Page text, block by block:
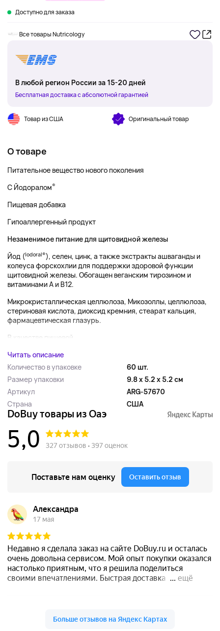
Доступно для заказа
Все товары Nutricology
В любой регион России за 15-20 дней
Бесплатная доставка с абсолютной гарантией
Товар из США Оригинальный товар
О товаре
Питательное вещество нового поколения
С Йодоралом®
Пищевая добавка
Гипоаллергенный продукт
Незаменимое питание для щитовидной железы
Йод (Iodoral®), селен, цинк, а также экстракты ашваганды и
колеуса форскохлии для поддержки здоровой функции
щитовидной железы. Обогащен веганским тирозином и
витаминами A и B12.
Микрокристаллическая целлюлоза, Микозоллы, целлюлоза,
стериновая кислота, диоксид кремния, стеарат кальция,
фармацевтическая глазурь.
В качестве пищевой...
Читать описание
Количество в упаковке
60 шт.
Размер упаковки
9.8 x 5.2 x 5.2 см
Артикул
ARG-57670
Страна
США